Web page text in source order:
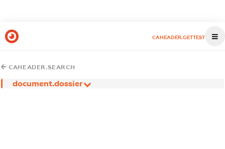
CAHEADER.GETTEST
CAHEADER.SEARCH
document.dossier